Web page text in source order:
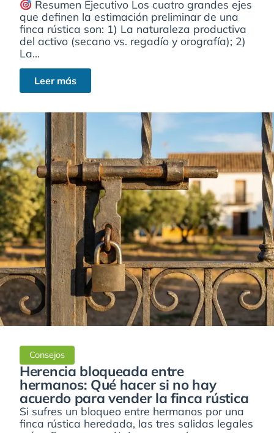
Resumen Ejecutivo Los cuatro grandes ejes
que definen la estimación preliminar de una
finca rústica son: 1) La naturaleza productiva
del activo (secano vs. regadío y orografía); 2)
La...
Leer más
Consejos
Herencia bloqueada entre
hermanos: Qué hacer si no hay
acuerdo para vender la finca rústica
Si sufres un bloqueo entre hermanos por una
finca rústica heredada, las tres salidas legales